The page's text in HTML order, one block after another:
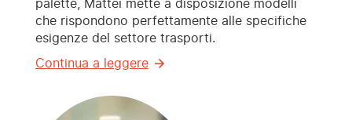
palette, Mattei mette a disposizione modelli
che rispondono perfettamente alle specifiche
esigenze del settore trasporti.
Continua a leggere